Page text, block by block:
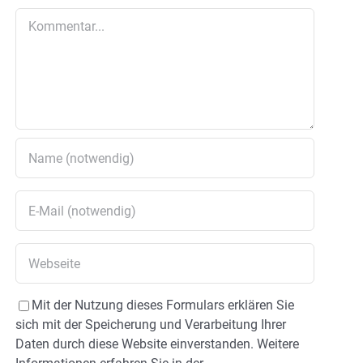
Mit der Nutzung dieses Formulars erklären Sie
sich mit der Speicherung und Verarbeitung Ihrer
Daten durch diese Website einverstanden. Weitere